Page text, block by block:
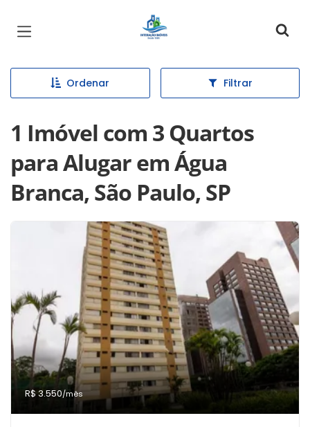
Página inicial
Ordenar Filtrar
1 Imóvel com 3 Quartos
para Alugar em Água
Branca, São Paulo, SP
R$ 3.550/mês